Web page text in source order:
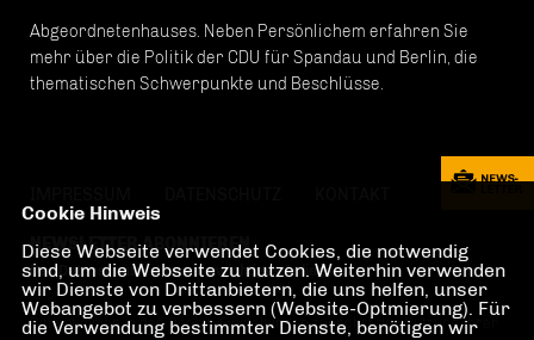
Abgeordnetenhauses. Neben Persönlichem erfahren Sie
mehr über die Politik der CDU für Spandau und Berlin, die
thematischen Schwerpunkte und Beschlüsse.
NEWSLETTER ABONNIEREN
Der Datenschutz ist uns ein wichtiges Anliegen.
Bitte stimmen in den Cookie-Einstellungen zunächst der Nutzung Ihrer
Cookie Hinweis
Diese Webseite verwendet Cookies, die notwendig
sind, um die Webseite zu nutzen. Weiterhin verwenden
wir Dienste von Drittanbietern, die uns helfen, unser
Webangebot zu verbessern (Website-Optmierung). Für
die Verwendung bestimmter Dienste, benötigen wir